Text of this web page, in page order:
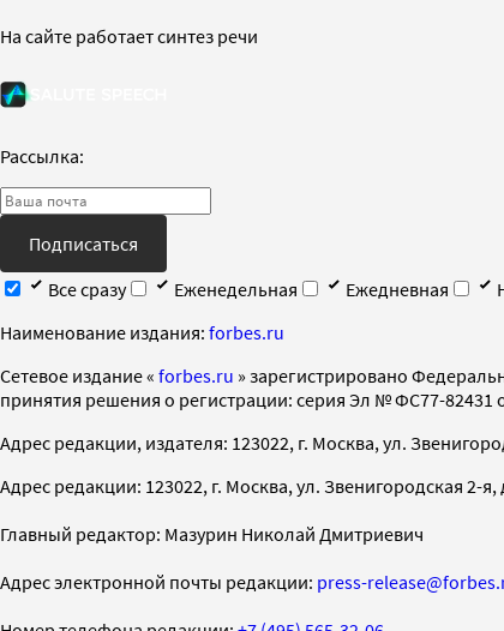
На сайте работает синтез речи
Рассылка:
Подписаться
Все сразу
Еженедельная Ежедневная
Наименование издания: forbes.ru
Cетевое издание « forbes.ru » зарегистрировано
принятия решения о регистрации: серия Эл № ФС77-82431
Адрес редакции, издателя: 123022, г. Москва, ул.
Адрес редакции: 123022, г. Москва, ул. Звенигородская 2-я,
Главный редактор: Мазурин Николай Дмитриевич
Адрес электронной почты редакции: press-